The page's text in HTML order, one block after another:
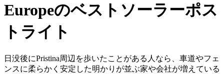
Europeのベストソーラーポス
トライト
日没後にPristina周辺を歩いたことがある人なら、車道やフェ
ンスに柔らかく安定した明かりが並ぶ家や会社が増えている